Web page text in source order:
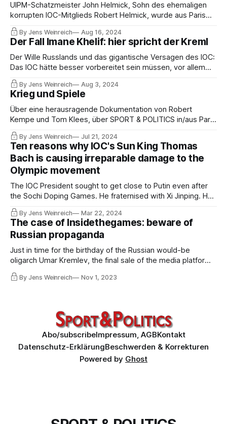
UIPM-Schatzmeister John Helmick, Sohn des ehemaligen
korrupten IOC-Mitglieds Robert Helmick, wurde aus Paris
nach Hause geschickt. Er soll Handel mit Akkreditierungen
betrieben haben. Die UIPM weigert sich, Fragen zum Fall zu
beantworten. IOC, Polizei und OCOG schweigen sich
ebenfalls aus.
By Jens Weinreich Aug 16, 2024
Der Fall Imane Khelif: hier spricht der Kreml
Der Wille Russlands und das gigantische Versagen des IOC:
Das IOC hätte besser vorbereitet sein müssen, vor allem
um die betroffenen Athleten zu schützen und die Integrität
der olympischen Wettbewerbe zu gewährleisten. Das ist
nicht geschehen. Die Opfer sind, wie immer, die Sportler.
By Jens Weinreich Aug 3, 2024
Krieg und Spiele
Über eine herausragende Dokumentation von Robert
Kempe und Tom Klees, über SPORT & POLITICS in/aus Paris
– und sonst noch ein paar Themen und Texte, die Sie nicht
verpassen sollten.
By Jens Weinreich Jul 21, 2024
Ten reasons why IOC's Sun King Thomas
Bach is causing irreparable damage to the
Olympic movement
The IOC President sought to get close to Putin even after
the Sochi Doping Games. He fraternised with Xi Jinping. He
politicised the 2018 Games in South Korea, driven by the
dream of the Nobel Peace Prize. All a miserable failure that
dragged the Games deeper into a political quagmire. A
commentary.
By Jens Weinreich Mar 22, 2024
The case of Insidethegames: beware of
Russian propaganda
Just in time for the birthday of the Russian would-be
oligarch Umar Kremlev, the final sale of the media platform
Insidethegames was announced. The new owners, who
operate through a strange corporate construct, are old
By Jens Weinreich Nov 1, 2023
Abo/subscribeImpressum, AGBKontakt
Datenschutz-ErklärungBeschwerden & Korrekturen
Powered by Ghost